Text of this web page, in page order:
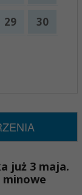
29 30
już 3 maja.